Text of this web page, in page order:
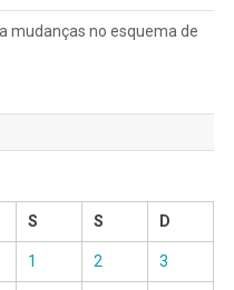
mudanças no esquema de
S S D
1 2 3